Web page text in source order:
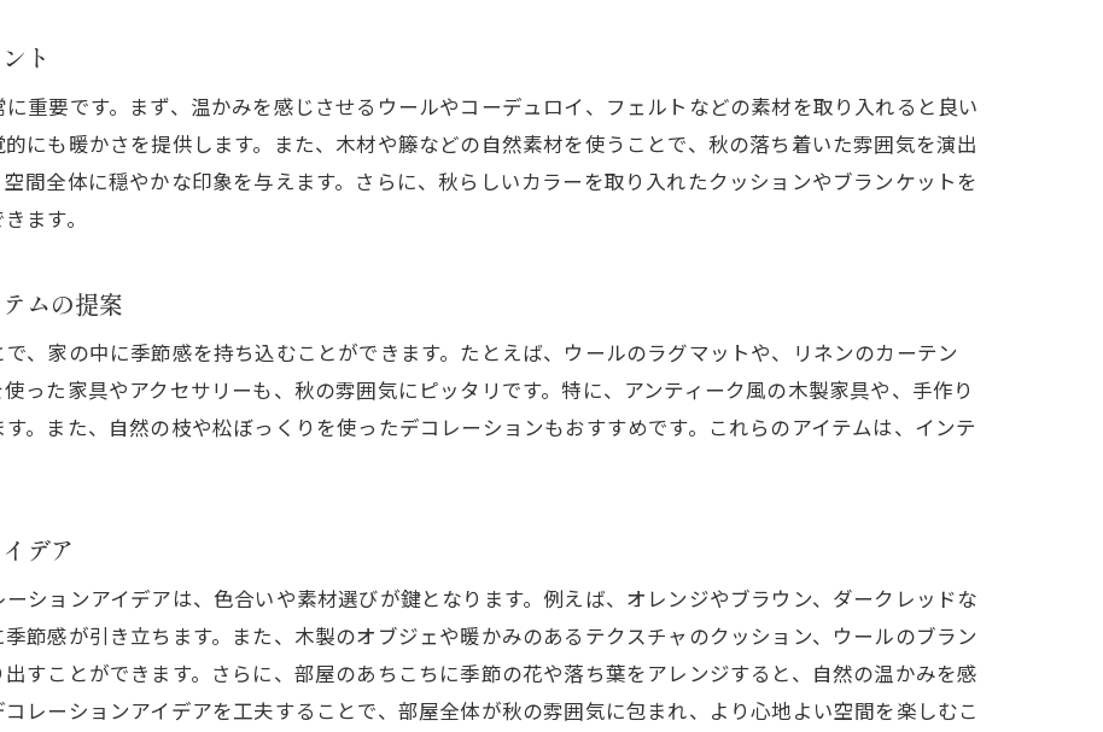
秋のインテリア模様替えで部屋を居心地よくするポイント
秋にぴったりの家具の配置替えアイデア
季節の変化を感じさせる小物の取り入れ方
リラックスできる空間作りのための香りの演出
インテリアにグリーンを加えて居心地をアップ
秋の魅力を引き出す暖色系小物の使い方
暖色系の小物で部屋を彩る方法
秋の風合いを感じるファブリックアイテムの選び方
季節感を高めるウォールデコレーションのアイデア
秋のテーマに合わせたテーブルデコレーション
落ち着きのある秋のインテリアデコレーションのコツ
シンプルで落ち着いたデコレーションの基本
秋の自然を取り入れたデコレーションアイデア
ト
重要です。まず、温かみを感じさせるウールやコーデュロイ、フェルトなどの素材を取り入れると良い
にも暖かさを提供します。また、木材や籐などの自然素材を使うことで、秋の落ち着いた雰囲気を演出
間全体に穏やかな印象を与えます。さらに、秋らしいカラーを取り入れたクッションやブランケットを
ます。
ムの提案
、家の中に季節感を持ち込むことができます。たとえば、ウールのラグマットや、リネンのカーテン
った家具やアクセサリーも、秋の雰囲気にピッタリです。特に、アンティーク風の木製家具や、手作り
。また、自然の枝や松ぼっくりを使ったデコレーションもおすすめです。これらのアイテムは、インテ
デア
ションアイデアは、色合いや素材選びが鍵となります。例えば、オレンジやブラウン、ダークレッドな
節感が引き立ちます。また、木製のオブジェや暖かみのあるテクスチャのクッション、ウールのブラン
すことができます。さらに、部屋のあちこちに季節の花や落ち葉をアレンジすると、自然の温かみを感
レーションアイデアを工夫することで、部屋全体が秋の雰囲気に包まれ、より心地よい空間を楽しむこ